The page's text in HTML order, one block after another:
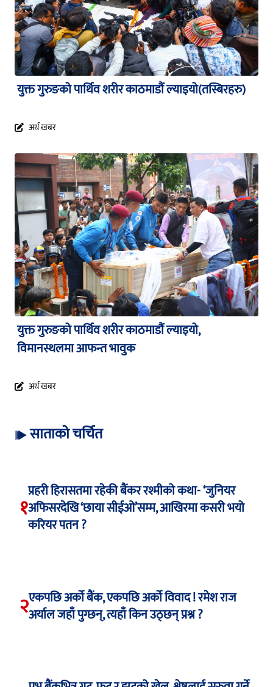
युक्त गुरुङको पार्थिव शरीर काठमाडौं ल्याइयो(तस्बिरहरु)
अर्थ खबर
युक्त गुरुङको पार्थिव शरीर काठमाडौं ल्याइयो,
विमानस्थलमा आफन्त भावुक
अर्थ खबर
साताको चर्चित
१
प्रहरी हिरासतमा रहेकी बैंकर रश्मीको कथा- ‘जुनियर
अफिसरदेखि ‘छाया सीईओ’सम्म, आखिरमा कसरी भयो
करियर पतन ?
२एकपछि अर्को बैंक, एकपछि अर्को विवाद ! रमेश राज
अर्याल जहाँ पुग्छन्, त्यहाँ किन उठ्छन् प्रश्न ?